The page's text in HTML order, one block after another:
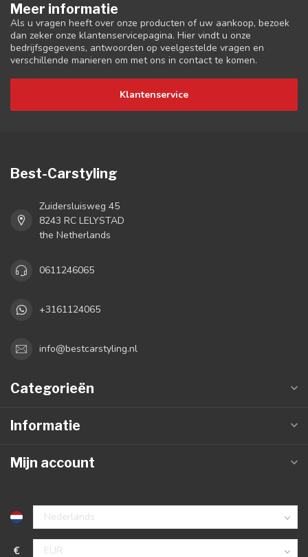
Meer informatie
Als u vragen heeft over onze producten of uw aankoop, bezoek
dan zeker onze klantenservicepagina. Hier vindt u onze
bedrijfsgegevens, antwoorden op veelgestelde vragen en
verschillende manieren om met ons in contact te komen.
Klantenservice
Best-Carstyling
Zuidersluisweg 45
8243 RC LELYSTAD
the Netherlands
0611246065
+3161124065
info@bestcarstyling.nl
Categorieën
Informatie
Mijn account
€